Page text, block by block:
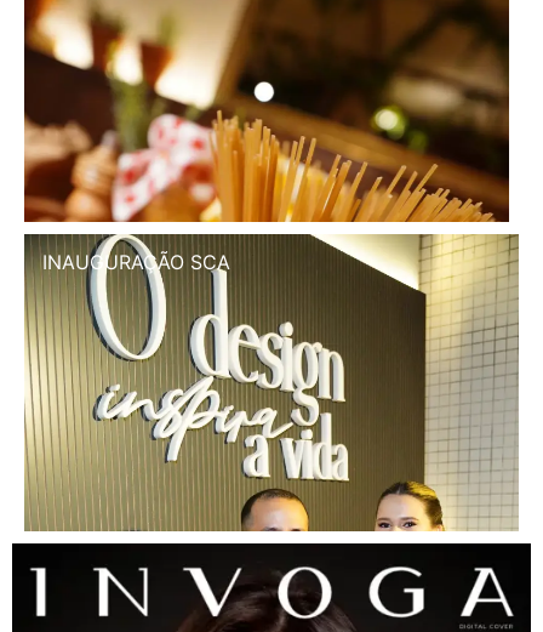
INAUGURAÇÃO SCA